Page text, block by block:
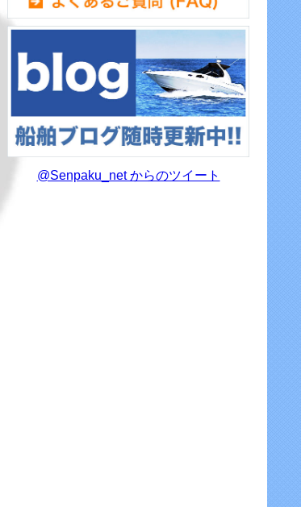
@Senpaku_net からのツイート